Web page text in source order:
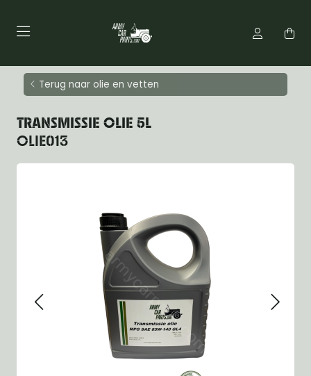
Terug naar olie en vetten
TRANSMISSIE OLIE 5L
OLIE013